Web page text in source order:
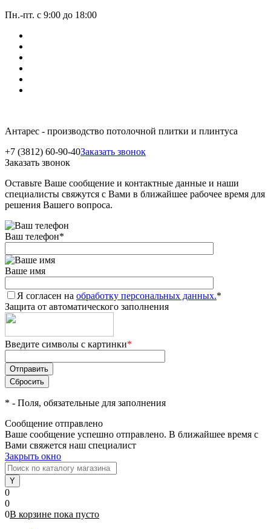
Пн.-пт. с 9:00 до 18:00
Антарес - производство потолочной плитки и плинтуса
+7 (3812) 60-90-40Заказать звонок
Заказать звонок
Оставьте Ваше сообщение и контактные данные и наши
специалисты свяжутся с Вами в ближайшее рабочее время для
решения Вашего вопроса.
Ваш телефон*
Ваше имя
Я согласен на обработку персональных данных.*
Защита от автоматического заполнения
Введите символы с картинки*
* - Поля, обязательные для заполнения
Сообщение отправлено
Ваше сообщение успешно отправлено. В ближайшее время с
Вами свяжется наш специалист
Закрыть окно
0
0
0В корзине пока пусто